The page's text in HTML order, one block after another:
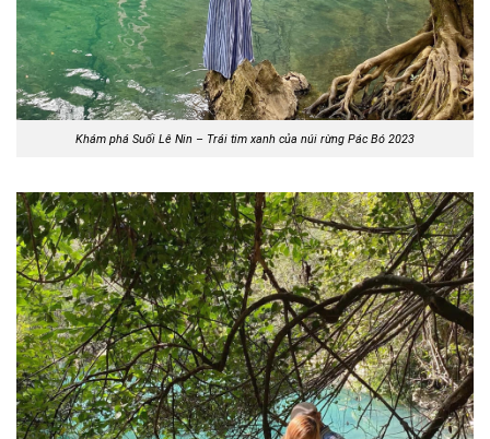
Khám phá Suối Lê Nin – Trái tim xanh của núi rừng Pác Bó 2023